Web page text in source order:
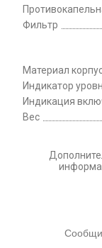
Фильтр
Материал
Индикатор
Индикация
Вес